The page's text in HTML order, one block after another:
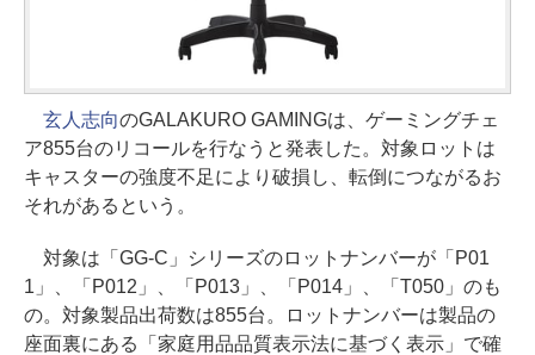
玄人志向のGALAKURO GAMINGは、ゲーミングチェ
ア855台のリコールを行なうと発表した。対象ロットは
キャスターの強度不足により破損し、転倒につながるお
それがあるという。
対象は「GG-C」シリーズのロットナンバーが「P01
1」、「P012」、「P013」、「P014」、「T050」のも
の。対象製品出荷数は855台。ロットナンバーは製品の
座面裏にある「家庭用品品質表示法に基づく表示」で確